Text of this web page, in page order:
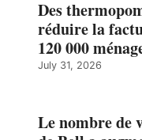
Des
réduire la
120 000
July 31, 2026
Le nombre de